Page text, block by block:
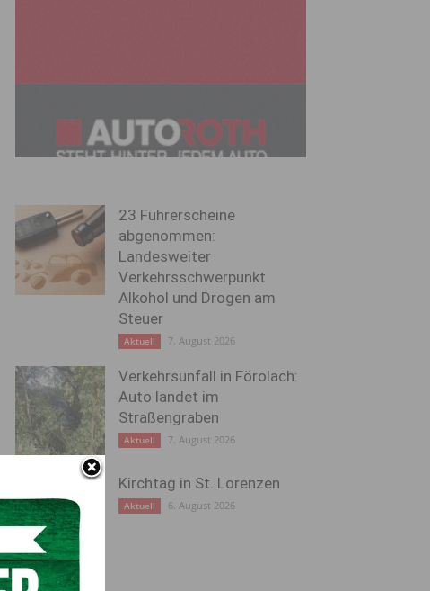
23 Führerscheine
abgenommen:
Landesweiter
Verkehrsschwerpunkt
Alkohol und Drogen am
Steuer
Aktuell 7. August 2026
Verkehrsunfall in Förolach:
Auto landet im
Straßengraben
Aktuell 7. August 2026
Kirchtag in St. Lorenzen
Aktuell 6. August 2026